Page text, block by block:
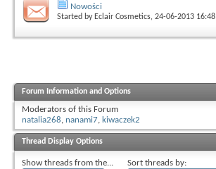
Nowości
Started by Eclair Cosmetics, 24-06-2013 16:48
Forum Information and Options
Moderators of this Forum
natalia268, nanami7, kiwaczek2
Thread Display Options
Show threads from the... Sort threads by: